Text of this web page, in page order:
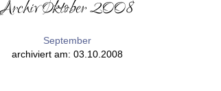
Archiv Oktober 2008
September
archiviert am: 03.10.2008